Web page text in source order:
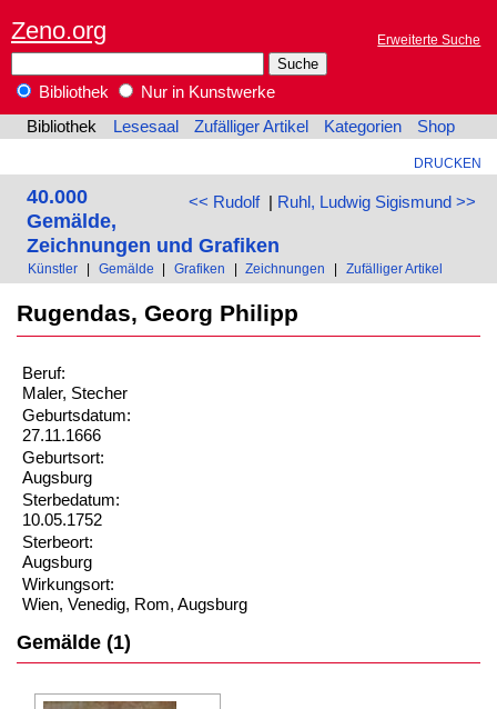
Zeno.org Erweiterte Suche
Bibliothek
Nur in Kunstwerke
Bibliothek
Lesesaal Zufälliger Artikel Kategorien Shop
DRUCKEN
<< Rudolf| Ruhl, Ludwig Sigismund >>
40.000
Gemälde,
Zeichnungen und Grafiken
Künstler Gemälde Grafiken Zeichnungen Zufälliger Artikel
Rugendas, Georg Philipp
Beruf:
Maler, Stecher
Geburtsdatum:
27.11.1666
Geburtsort:
Augsburg
Sterbedatum:
10.05.1752
Sterbeort:
Augsburg
Wirkungsort:
Wien, Venedig, Rom, Augsburg
Gemälde (1)